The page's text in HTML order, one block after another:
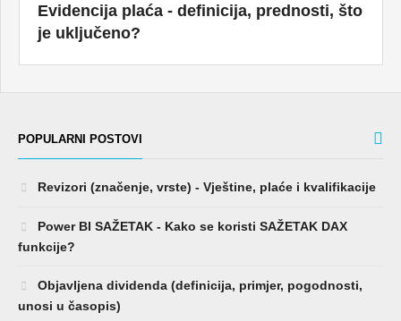
Evidencija plaća - definicija, prednosti, što
je uključeno?
POPULARNI POSTOVI
Revizori (značenje, vrste) - Vještine, plaće i kvalifikacije
Power BI SAŽETAK - Kako se koristi SAŽETAK DAX
funkcije?
Objavljena dividenda (definicija, primjer, pogodnosti,
unosi u časopis)